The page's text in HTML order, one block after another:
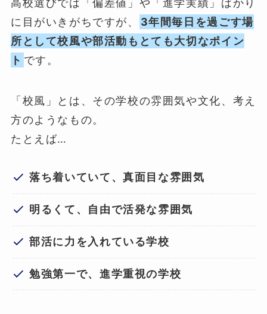
に目がいきがちですが、
3年間毎日を過ごす場
所として校風や部活動もとても大切なポイン
ト です。
「校風」とは、その学校の雰囲気や文化、考え
方のようなもの。
たとえば…
落ち着いていて、真面目な雰囲気
明るくて、自由で活発な雰囲気
部活に力を入れている学校
勉強第一で、進学重視の学校